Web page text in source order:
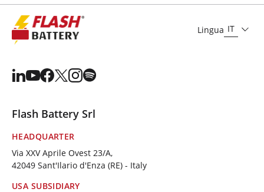
Lingua IT
Flash Battery Srl
HEADQUARTER
Via XXV Aprile Ovest 23/A,
42049 Sant'Ilario d'Enza (RE) - Italy
USA SUBSIDIARY